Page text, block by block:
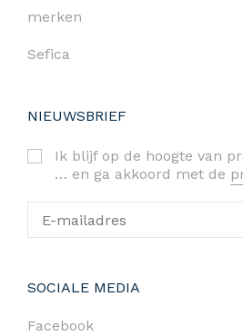
merken
Sefica
NIEUWSBRIEF
Ik blijf op de hoogte van
… en ga akkoord met de
SOCIALE MEDIA
Facebook